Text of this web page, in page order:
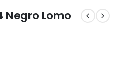
Negro Lomo